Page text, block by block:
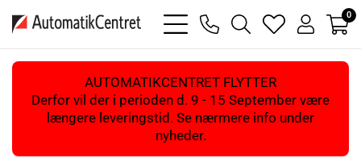
bars
light
phone
magnifying
glass
heart
light
user
light
0
AUTOMATIKCENTRET FLYTTER
Derfor vil der i perioden d. 9 - 15 September være
længere leveringstid. Se nærmere info under
nyheder.